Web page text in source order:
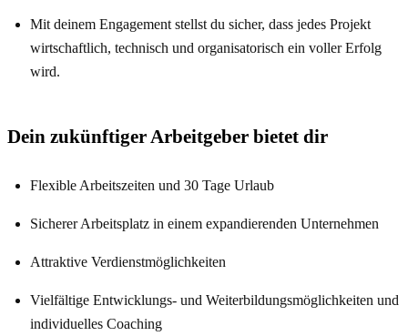
Mit deinem Engagement stellst du sicher, dass jedes Projekt
wirtschaftlich, technisch und organisatorisch ein voller Erfolg
wird.
Dein zukünftiger Arbeitgeber bietet dir
Flexible Arbeitszeiten und 30 Tage Urlaub
Sicherer Arbeitsplatz in einem expandierenden Unternehmen
Attraktive Verdienstmöglichkeiten
Vielfältige Entwicklungs- und Weiterbildungsmöglichkeiten und
individuelles Coaching